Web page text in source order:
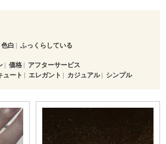
色白 ふっくらしている
価格
アフターサービス
ュート エレガント カジュアル シンプル